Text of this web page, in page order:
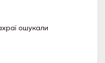
ошукали